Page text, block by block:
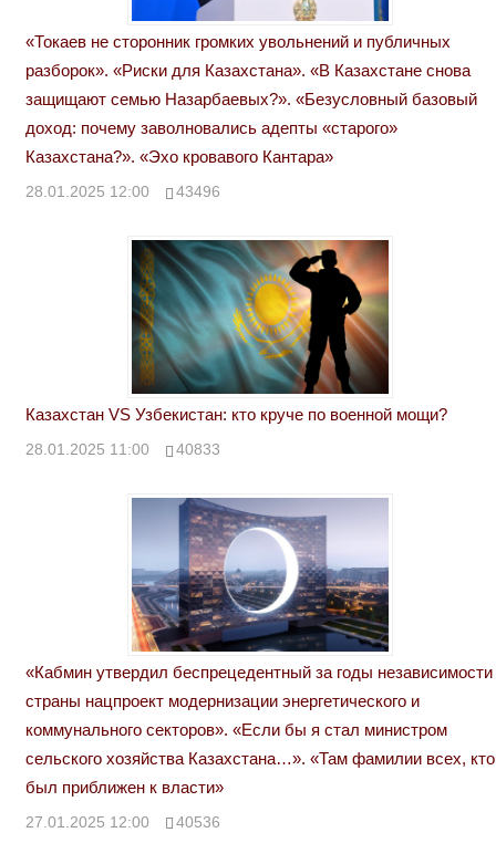
«Токаев не сторонник громких увольнений и публичных
разборок». «Риски для Казахстана». «В Казахстане снова
защищают семью Назарбаевых?». «Безусловный базовый
доход: почему заволновались адепты «старого»
Казахстана?». «Эхо кровавого Кантара»
28.01.2025 12:00 43496
Казахстан VS Узбекистан: кто круче по военной мощи?
28.01.2025 11:00 40833
«Кабмин утвердил беспрецедентный за годы независимости
страны нацпроект модернизации энергетического и
коммунального секторов». «Если бы я стал министром
сельского хозяйства Казахстана…». «Там фамилии всех, кто
был приближен к власти»
27.01.2025 12:00 40536